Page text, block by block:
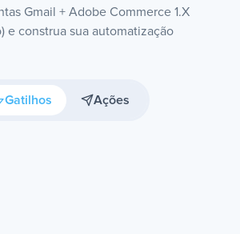
Gmail + Adobe Commerce 1.X
e construa sua automatização
Gatilhos Ações